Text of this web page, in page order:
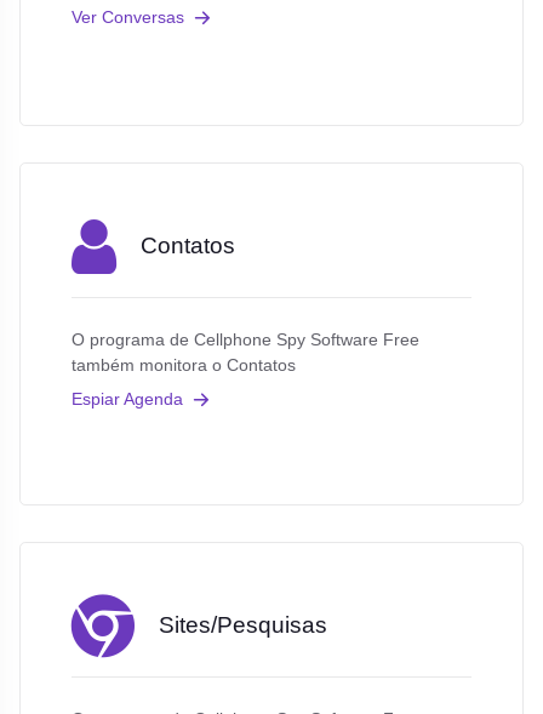
Ver Conversas
Contatos
O programa de Cellphone Spy Software Free
também monitora o Contatos
Espiar Agenda
Sites/Pesquisas